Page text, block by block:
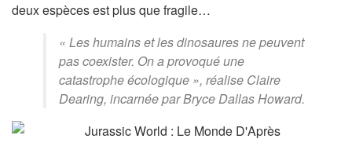
deux espèces est plus que fragile…
« Les humains et les dinosaures ne peuvent
pas coexister. On a provoqué une
catastrophe écologique », réalise Claire
Dearing, incarnée par Bryce Dallas Howard.